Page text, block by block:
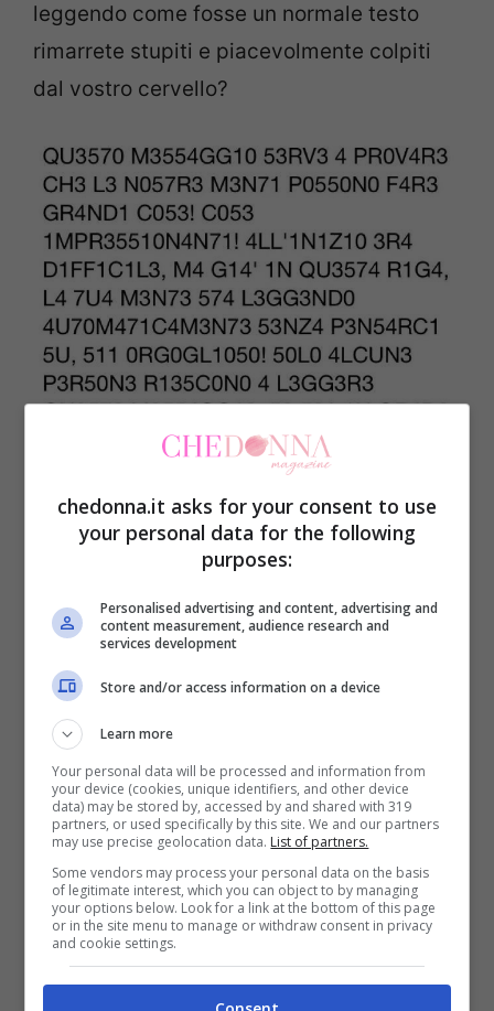
leggendo come fosse un normale testo
rimarrete stupiti e piacevolmente colpiti
dal vostro cervello?
‘Questo messaggio serve a provare che le
nostre menti possono fare grandi cose!
Cose impressionanti! All’inizio era difficile,
ma già in questa riga, la tua mente sta
leggendo automaticamente senza
pensarci su, sii orgoglioso!
Solo alcune persone riescono a leggere
questo messaggio, se sei in grado di
chedonna.it asks for your consent to use
your personal data for the following
purposes:
Personalised advertising and content, advertising and
content measurement, audience research and
services development
Store and/or access information on a device
Learn more
Your personal data will be processed and information from
your device (cookies, unique identifiers, and other device
data) may be stored by, accessed by and shared with 319
partners, or used specifically by this site. We and our partners
may use precise geolocation data. List of partners.
Some vendors may process your personal data on the basis
of legitimate interest, which you can object to by managing
your options below. Look for a link at the bottom of this page
or in the site menu to manage or withdraw consent in privacy
and cookie settings.